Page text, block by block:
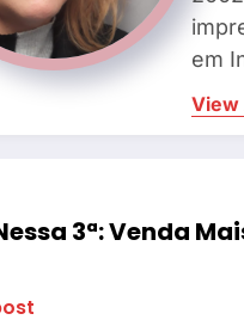
em
View
3ª: Venda